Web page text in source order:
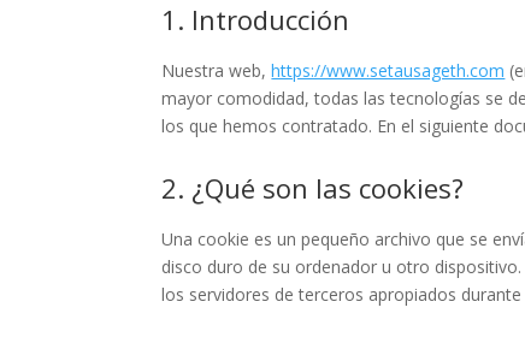
1. Introducción
Nuestra web,https://www.setausageth.com
mayor comodidad, todas las tecnologías se
los que hemos contratado. En el siguiente
2. ¿Qué son las cookies?
Una cookie es un pequeño archivo que se
disco duro de su ordenador u otro
los servidores de terceros apropiados